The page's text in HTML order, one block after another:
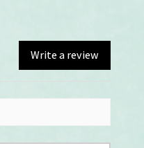
Write a review